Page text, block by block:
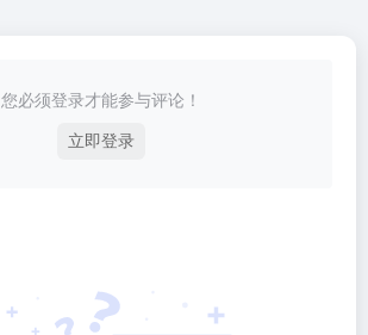
您必须登录才能参与评论！
立即登录